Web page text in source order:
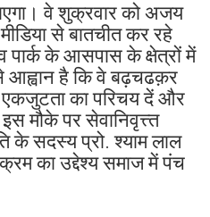
वे शुक्रवार को अजय
से बातचीत कर रहे
पार्क के आसपास के क्षेत्रों में
आह्वान है कि वे बढ़चढक़र
का परिचय दें और
मौके पर सेवानिवृत्त्त
के सदस्य प्रो. श्याम लाल
का उद्देश्य समाज में पंच